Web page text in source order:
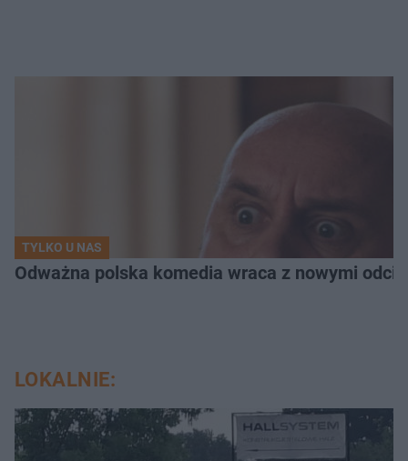
TYLKO U NAS
Odważna polska komedia wraca z nowymi
LOKALNIE: